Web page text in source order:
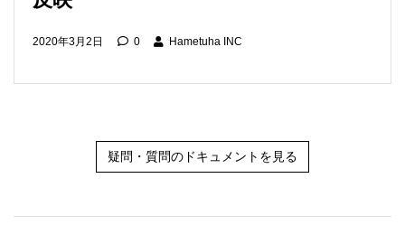
2020年3月2日 0 Hametuha INC
疑問・質問のドキュメントを見る